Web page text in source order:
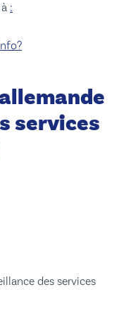
:
services
des services